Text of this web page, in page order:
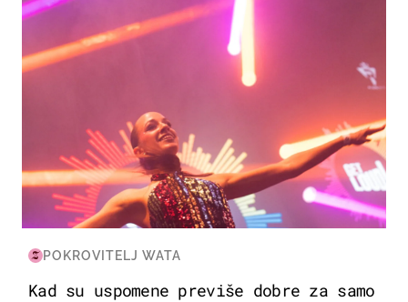
POKROVITELJ WATA
Kad su uspomene previše dobre za samo